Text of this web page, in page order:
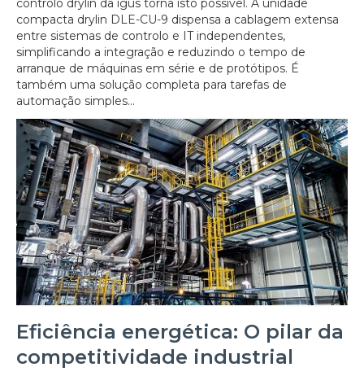
controlo drylin da igus torna isto possível. A unidade
compacta drylin DLE-CU-9 dispensa a cablagem extensa
entre sistemas de controlo e IT independentes,
simplificando a integração e reduzindo o tempo de
arranque de máquinas em série e de protótipos. É
também uma solução completa para tarefas de
automação simples...
Eficiência energética: O pilar da
competitividade industrial